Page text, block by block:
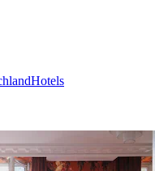
Hotels